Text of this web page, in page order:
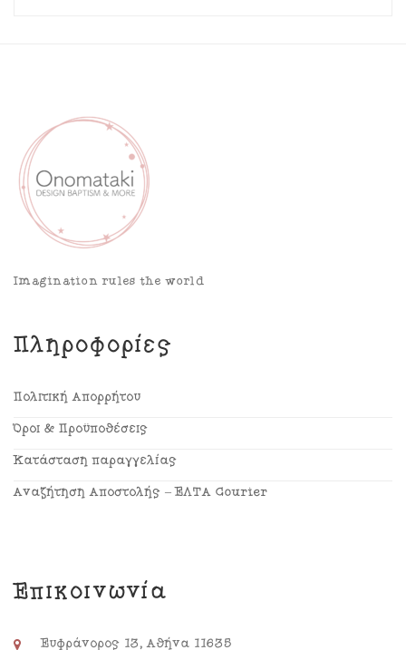
Imagination rules the world
Πληροφορίες
Πολιτική Απορρήτου
Όροι & Προϋποθέσεις
Κατάσταση παραγγελίας
Αναζήτηση Αποστολής – ΕΛΤΑ Courier
Επικοινωνία
Ευφράνορος 13, Αθήνα 11635